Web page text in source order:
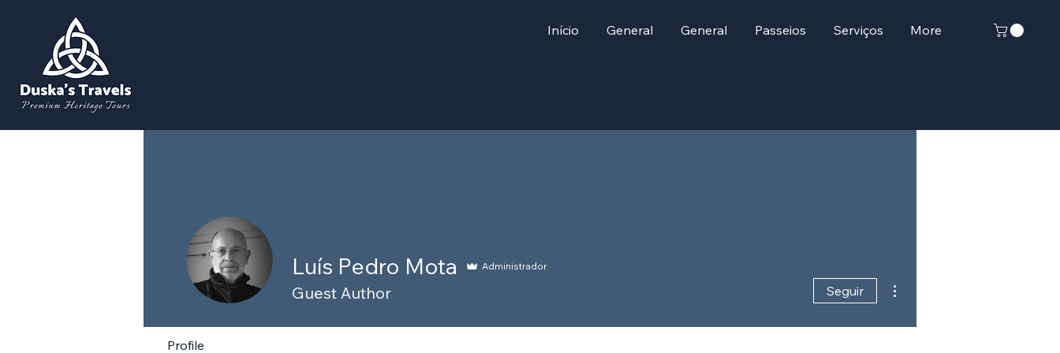
Início General General Passeios Serviços More
Luís Pedro Mota Administrador
Guest Author Seguir
Profile